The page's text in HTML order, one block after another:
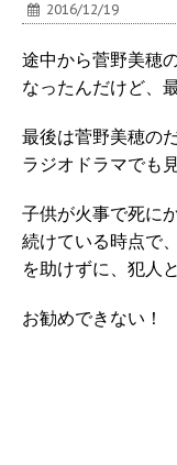
2016/12/19
途中から菅野美穂
なったんだけど、
最後は菅野美穂の
ラジオドラマでも
子供が火事で死に
続けている時点で
を助けずに、犯人
お勧めできない！